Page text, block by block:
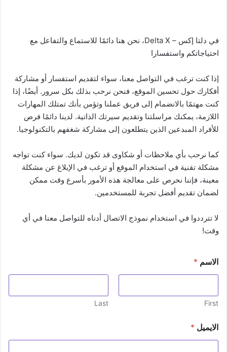
في دلتا إكس – Delta X، نحن هنا دائمًا للاستماع والتفاعل مع
احتياجاتكم واستفسارا
إذا كنت ترغب في التواصل معنا، سواء لتقديم استفسار أو مشاركة
أفكارك حول تحسين الموقع، فنحن نرحب بذلك بكل سرور. أيضًا، إذا
كنت مهتمًا بالانضمام إلى فريق عملنا وتؤمن بأنك تمتلك المهارات
اللازمة، يمكنك مراسلتنا وتقديم سيرتك الذاتية. لدينا دائمًا فرص
للأفراد المبدعين الذين يتطلعون إلى مشاركة شغفهم بالتكنولوجيا.
كما نرحب بأي ملاحظات أو شكاوى قد تكون لديك. سواء كنت تواجه
مشكلة تقنية في استخدام الموقع أو ترغب في الإبلاغ عن مشكلة
معينة، فإننا نحرص على معالجة هذه الأمور بأسرع وقت ممكن
لضمان تقديم أفضل تجربة للمستخدمين.
لا تترددوا في استخدام نموذج الاتصال أدناه للتواصل معنا في أي
وقت!
الاسم *
First
Last
الايميل *